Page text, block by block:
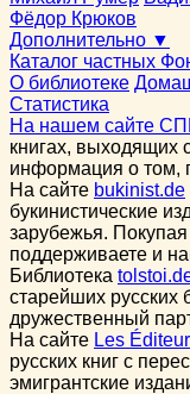
Фёдор Крюков
Дополнительно ▼
Каталог частных
О библиотеке
Статистика
На нашем сайте
книгах, выходящих
информация о том,
На сайте bukinist.de
букинистические
зарубежья.
поддерживаете и
Библиотека
старейших русских
дружественный
На сайте Les
русских книг с
эмигрантские